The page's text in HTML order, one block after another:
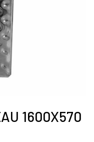
1600X570